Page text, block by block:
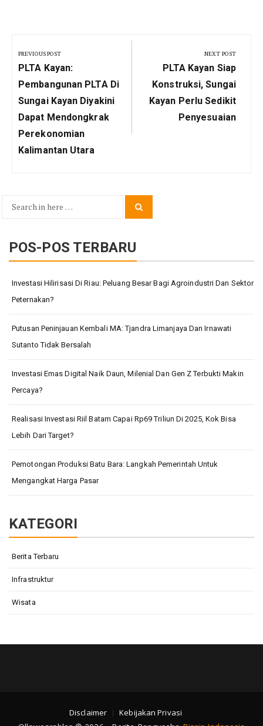
pos
PREVIOUS POST
Previous
Post:
PLTA Kayan:
Pembangunan PLTA Di
Sungai Kayan Diyakini
Dapat Mendongkrak
Perekonomian
Kalimantan Utara
NEXT POST
Next
Post:
PLTA Kayan Siap
Konstruksi, Sungai
Kayan Perlu Sedikit
Penyesuaian
Search
POS-POS TERBARU
Investasi Hilirisasi Di Riau: Peluang Besar Bagi Agroindustri Dan Sektor
Peternakan?
Putusan Peninjauan Kembali MA: Tjandra Limanjaya Dan Irnawati
Sutanto Tidak Bersalah
Investasi Emas Digital Naik Daun, Milenial Dan Gen Z Terbukti Makin
Percaya?
Realisasi Investasi Riil Batam Capai Rp69 Triliun Di 2025, Kok Bisa
Lebih Dari Target?
Pemotongan Produksi Batu Bara: Langkah Pemerintah Untuk
Mengangkat Harga Pasar
KATEGORI
Berita Terbaru
Infrastruktur
Wisata
Disclaimer Kebijakan Privasi